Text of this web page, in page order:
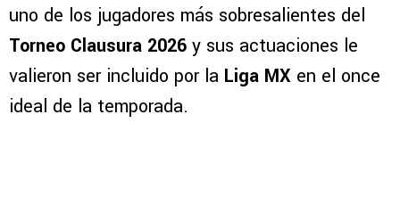
uno de los jugadores más sobresalientes del
Torneo Clausura 2026 y sus actuaciones le
valieron ser incluido por la Liga MX en el once
ideal de la temporada.